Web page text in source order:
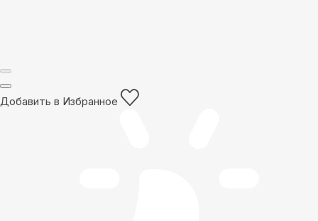
Добавить в Избранное